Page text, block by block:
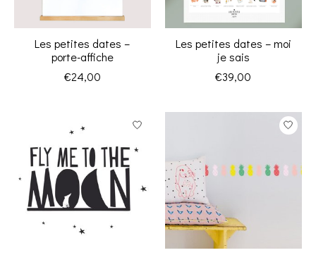
Les petites dates –
porte-affiche
€24,00
Les petites dates – moi
je sais
€39,00